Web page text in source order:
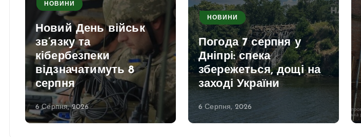
НОВИНИ
Новий День військ
зв’язку та
кібербезпеки
відзначатимуть 8
серпня
6 Серпня, 2026
НОВИНИ
Погода 7 серпня у
Дніпрі: спека
збережеться, дощі на
заході України
6 Серпня, 2026